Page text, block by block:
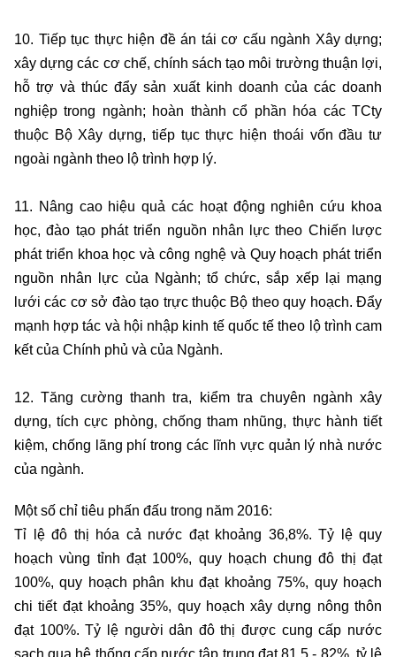
10. Tiếp tục thực hiện đề án tái cơ cấu ngành Xây dựng;
xây dựng các cơ chế, chính sách tạo môi trường thuận lợi,
hỗ trợ và thúc đẩy sản xuất kinh doanh của các doanh
nghiệp trong ngành; hoàn thành cổ phần hóa các TCty
thuộc Bộ Xây dựng, tiếp tục thực hiện thoái vốn đầu tư
ngoài ngành theo lộ trình hợp lý.
11. Nâng cao hiệu quả các hoạt động nghiên cứu khoa
học, đào tạo phát triển nguồn nhân lực theo Chiến lược
phát triển khoa học và công nghệ và Quy hoạch phát triển
nguồn nhân lực của Ngành; tổ chức, sắp xếp lại mạng
lưới các cơ sở đào tạo trực thuộc Bộ theo quy hoạch. Đẩy
mạnh hợp tác và hội nhập kinh tế quốc tế theo lộ trình cam
kết của Chính phủ và của Ngành.
12. Tăng cường thanh tra, kiểm tra chuyên ngành xây
dựng, tích cực phòng, chống tham nhũng, thực hành tiết
kiệm, chống lãng phí trong các lĩnh vực quản lý nhà nước
của ngành.
Một số chỉ tiêu phấn đấu trong năm 2016:
Tỉ lệ đô thị hóa cả nước đạt khoảng 36,8%. Tỷ lệ quy
hoạch vùng tỉnh đạt 100%, quy hoạch chung đô thị đạt
100%, quy hoạch phân khu đạt khoảng 75%, quy hoạch
chi tiết đạt khoảng 35%, quy hoạch xây dựng nông thôn
đạt 100%. Tỷ lệ người dân đô thị được cung cấp nước
sạch qua hệ thống cấp nước tập trung đạt 81,5 - 82%, tỷ lệ